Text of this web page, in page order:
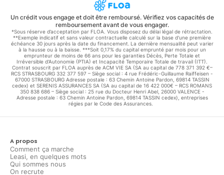
Un crédit vous engage et doit être remboursé. Vérifiez vos capacités de
remboursement avant de vous engager.
*Sous réserve d’acceptation par FLOA. Vous disposez du délai légal de rétractation.
**Exemple indicatif et sans valeur contractuelle calculé sur la base d'une première
échéance 30 jours après la date du financement. La dernière mensualité peut varier
à la hausse ou à la baisse. ***Soit 0,17% du capital emprunté par mois pour un
emprunteur de moins de 66 ans pour les garanties Décès, Perte Totale et
Irréversible d'Autonomie (PTIA) et Incapacité Temporaire Totale de travail (ITT).
Contrat souscrit par FLOA auprès de ACM VIE SA (SA au capital de 778 371 392 €–
RCS STRASBOURG 332 377 597 – Siège social : 4 rue Frédéric-Guillaume Raiffeisen -
67000 STRASBOURG Adresse postale : 63 Chemin Antoine Pardon, 69814 TASSIN
cedex) et SERENIS ASSURANCES SA (SA au capital de 16 422 000€ – RCS ROMANS
350 838 686 – Siège social : 25 rue du Docteur Henri Abel, 26000 VALENCE -
Adresse postale : 63 Chemin Antoine Pardon, 69814 TASSIN cedex), entreprises
régies par le Code des Assurances.
A propos
Comment ça marche
Leasi, en quelques mots
Qui sommes nous
On recrute